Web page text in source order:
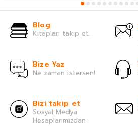
Blog
Kitapları takip et.
Bize Yaz
Ne zaman istersen!
Bizi takip et
Sosyal Medya
Hesaplarımızdan